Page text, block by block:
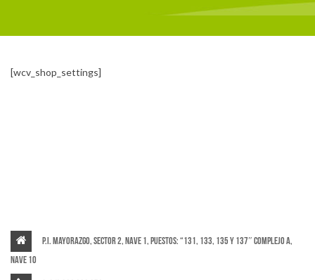
[wcv_shop_settings]
P.I. Mayorazgo, Sector 2, Nave 1, puestos: “131, 133, 135 y 137″ Complejo A,
Nave 10